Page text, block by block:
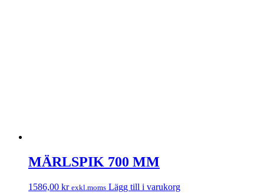
MÄRLSPIK 700 MM
1586,00 kr exkl.moms Lägg till i varukorg